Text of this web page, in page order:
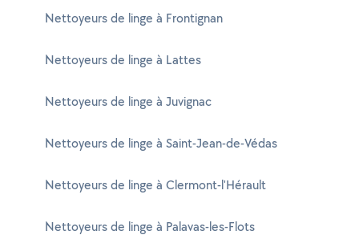
Nettoyeurs de linge à Frontignan
Nettoyeurs de linge à Lattes
Nettoyeurs de linge à Juvignac
Nettoyeurs de linge à Saint-Jean-de-Védas
Nettoyeurs de linge à Clermont-l'Hérault
Nettoyeurs de linge à Palavas-les-Flots